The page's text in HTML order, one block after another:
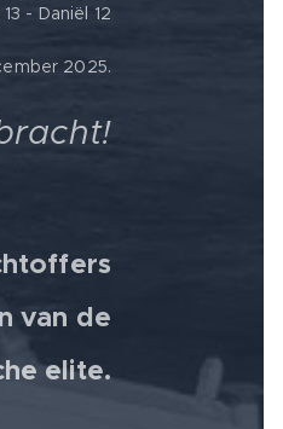
- Daniël 12
2025.
van de
elite.